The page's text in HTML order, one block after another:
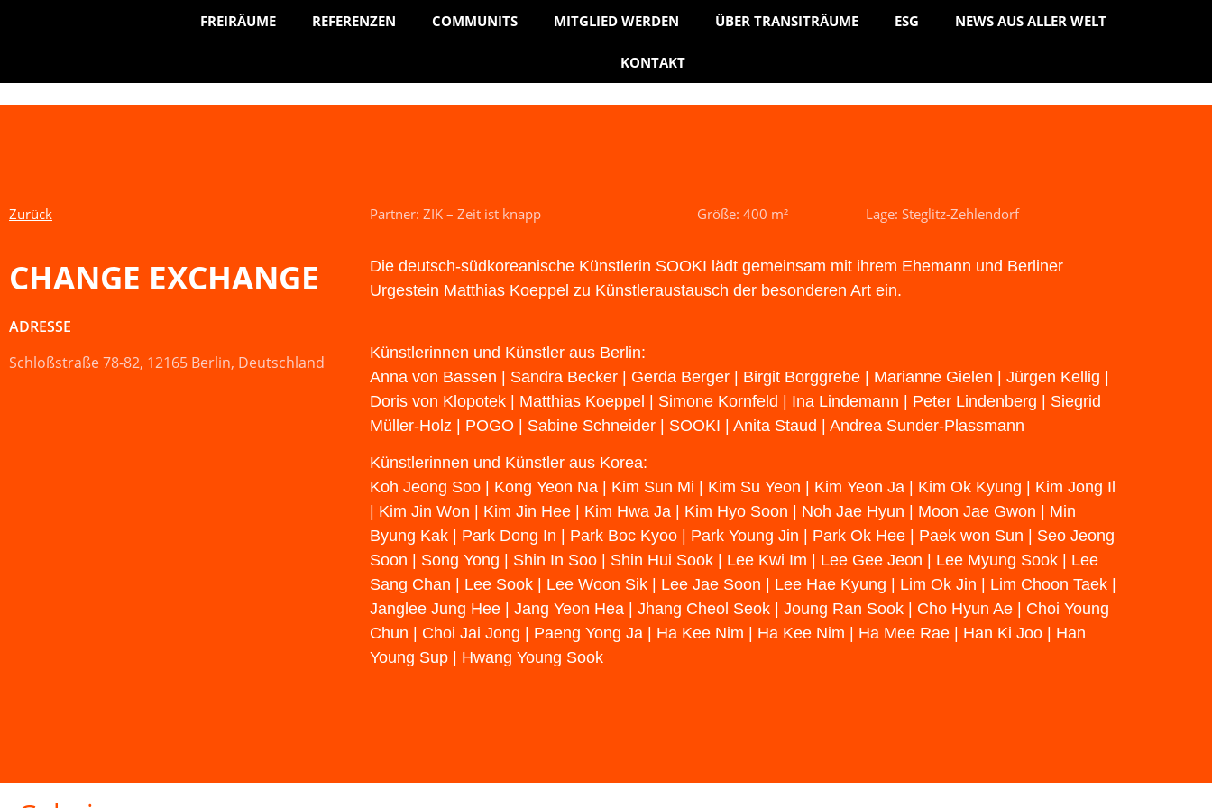
FREIRÄUME REFERENZEN COMMUNITS MITGLIED WERDEN ÜBER TRANSITRÄUME ESG NEWS AUS ALLER WELT
KONTAKT
Zurück Partner: ZIK – Zeit ist knapp Größe: 400 m² Lage: Steglitz-Zehlendorf
CHANGE EXCHANGE
ADRESSE
Schloßstraße 78-82, 12165 Berlin, Deutschland
Die deutsch-südkoreanische Künstlerin SOOKI lädt gemeinsam mit ihrem Ehemann und Berliner
Urgestein Matthias Koeppel zu Künstleraustausch der besonderen Art ein.
Künstlerinnen und Künstler aus Berlin:
Anna von Bassen | Sandra Becker | Gerda Berger | Birgit Borggrebe | Marianne Gielen | Jürgen Kellig |
Doris von Klopotek | Matthias Koeppel | Simone Kornfeld | Ina Lindemann | Peter Lindenberg | Siegrid
Müller-Holz | POGO | Sabine Schneider | SOOKI | Anita Staud | Andrea Sunder-Plassmann
Künstlerinnen und Künstler aus Korea:
Koh Jeong Soo | Kong Yeon Na | Kim Sun Mi | Kim Su Yeon | Kim Yeon Ja | Kim Ok Kyung | Kim Jong Il
| Kim Jin Won | Kim Jin Hee | Kim Hwa Ja | Kim Hyo Soon | Noh Jae Hyun | Moon Jae Gwon | Min
Byung Kak | Park Dong In | Park Boc Kyoo | Park Young Jin | Park Ok Hee | Paek won Sun | Seo Jeong
Soon | Song Yong | Shin In Soo | Shin Hui Sook | Lee Kwi Im | Lee Gee Jeon | Lee Myung Sook | Lee
Sang Chan | Lee Sook | Lee Woon Sik | Lee Jae Soon | Lee Hae Kyung | Lim Ok Jin | Lim Choon Taek |
Janglee Jung Hee | Jang Yeon Hea | Jhang Cheol Seok | Joung Ran Sook | Cho Hyun Ae | Choi Young
Chun | Choi Jai Jong | Paeng Yong Ja | Ha Kee Nim | Ha Kee Nim | Ha Mee Rae | Han Ki Joo | Han
Young Sup | Hwang Young Sook